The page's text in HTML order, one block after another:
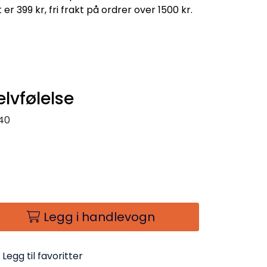
399 kr, fri frakt på ordrer over 1500 kr.
Legg i handlevogn
Legg til favoritter